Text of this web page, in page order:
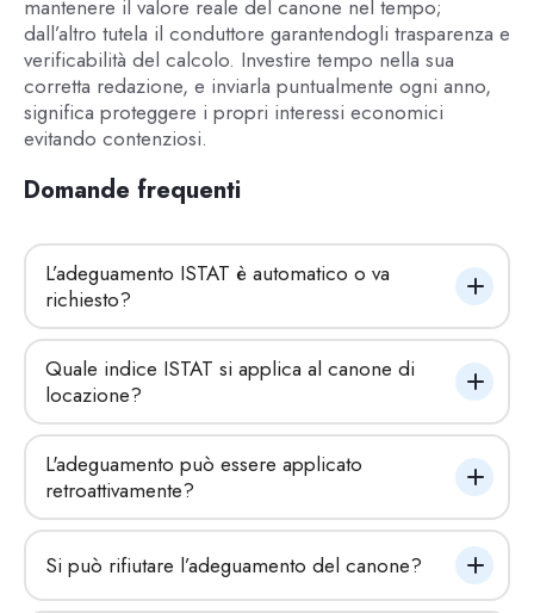
mantenere il valore reale del canone nel tempo;
dall’altro tutela il conduttore garantendogli trasparenza e
verificabilità del calcolo. Investire tempo nella sua
corretta redazione, e inviarla puntualmente ogni anno,
significa proteggere i propri interessi economici
evitando contenziosi.
Domande frequenti
L’adeguamento ISTAT è automatico o va
richiesto?
Quale indice ISTAT si applica al canone di
locazione?
L'adeguamento può essere applicato
retroattivamente?
Si può rifiutare l’adeguamento del canone?